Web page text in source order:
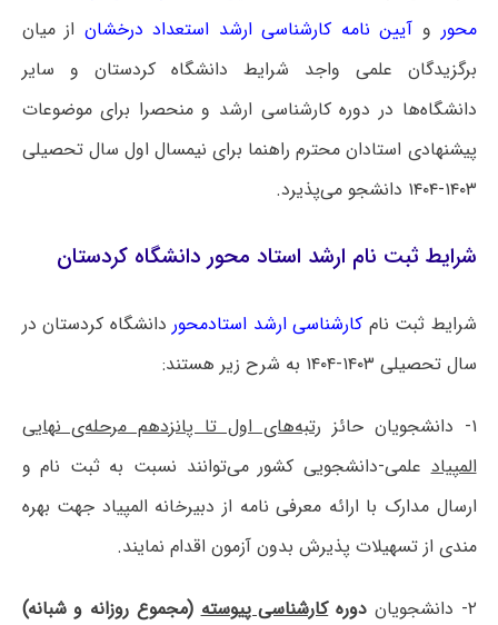
محور و آیین نامه کارشناسی ارشد استعداد درخشان از میان
برگزیدگان علمی واجد شرایط دانشگاه کردستان و سایر
دانشگاه‌ها در دوره کارشناسی ارشد و منحصرا برای موضوعات
پیشنهادی استادان محترم راهنما برای نیمسال اول سال تحصیلی
۱۴۰۳-۱۴۰۴ دانشجو می‌پذیرد.
شرایط ثبت نام ارشد استاد محور دانشگاه کردستان
شرایط ثبت نام کارشناسی ارشد استادمحور دانشگاه کردستان در
سال تحصیلی ۱۴۰۳-۱۴۰۴ به شرح زیر هستند:
۱- دانشجویان حائز
رتبه‌های اول تا پانزدهم مرحله‌ی نهایی
المپیادعلمی-دانشجویی کشور می‌توانند نسبت به ثبت نام و
ارسال مدارک با ارائه معرفی نامه از دبیرخانه المپیاد جهت بهره
مندی از تسهیلات پذیرش بدون آزمون اقدام نمایند.
۲- دانشجویان دورهکارشناسی پیوسته(مجموع روزانه و شبانه)